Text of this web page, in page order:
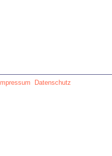
Impressum Datenschutz